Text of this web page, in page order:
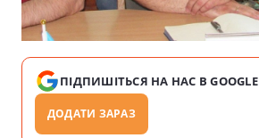
ПІДПИШІТЬСЯ НА НАС В GOOGLE
ДОДАТИ ЗАРАЗ